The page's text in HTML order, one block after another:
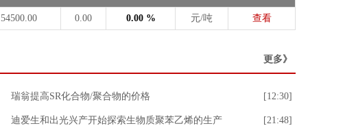
54500.00 0.00 0.00 % 元/吨 查看
更多》
瑞翁提高SR化合物/聚合物的价格 [12:30]
迪爱生和出光兴产开始探索生物质聚苯乙烯的生产 [21:48]